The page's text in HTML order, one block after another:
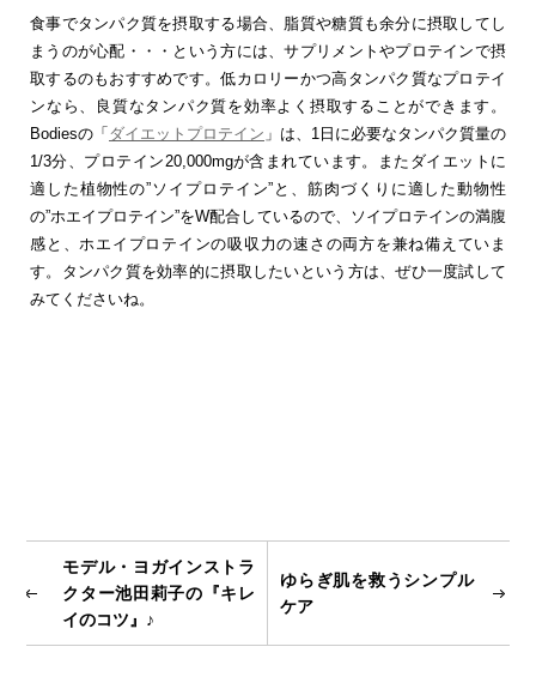
食事でタンパク質を摂取する場合、脂質や糖質も余分に摂取してし
まうのが心配・・・という方には、サプリメントやプロテインで摂
取するのもおすすめです。低カロリーかつ高タンパク質なプロテイ
ンなら、良質なタンパク質を効率よく摂取することができます。
Bodiesの「 ダイエットプロテイン 」は、1日に必要なタンパク質量の
1/3分、プロテイン20,000mgが含まれています。またダイエットに
適した植物性の”ソイプロテイン”と、筋肉づくりに適した動物性
の”ホエイプロテイン”をW配合しているので、ソイプロテインの満腹
感と、ホエイプロテインの吸収力の速さの両方を兼ね備えていま
す。タンパク質を効率的に摂取したいという方は、ぜひ一度試して
みてくださいね。
モデル・ヨガインストラ
クター池田莉子の『キレ
イのコツ』♪
ゆらぎ肌を救うシンプル
ケア